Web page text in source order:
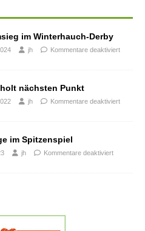
im Winterhauch-Derby
jh Kommentare deaktiviert
nächsten Punkt
jh Kommentare deaktiviert
im Spitzenspiel
jh Kommentare deaktiviert